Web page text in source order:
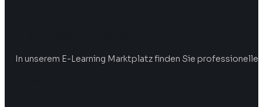
In unserem E-Learning Marktplatz finden Sie professionelle